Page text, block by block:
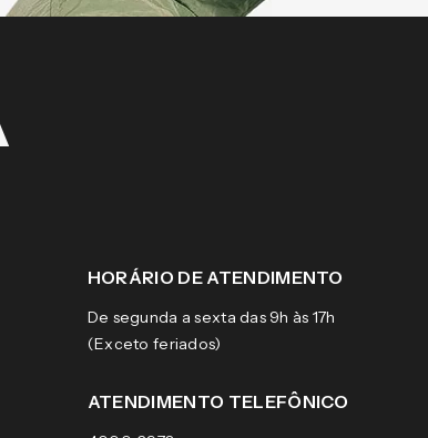
HORÁRIO DE ATENDIMENTO
De segunda a sexta das 9h às 17h
(Exceto feriados)
ATENDIMENTO TELEFÔNICO